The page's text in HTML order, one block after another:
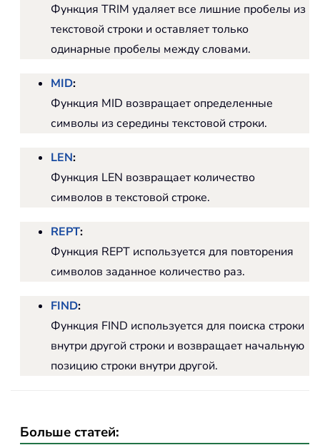
Функция TRIM удаляет все лишние пробелы из
текстовой строки и оставляет только
одинарные пробелы между словами.
MID:
Функция MID возвращает определенные
символы из середины текстовой строки.
LEN:
Функция LEN возвращает количество
символов в текстовой строке.
REPT:
Функция REPT используется для повторения
символов заданное количество раз.
FIND:
Функция FIND используется для поиска строки
внутри другой строки и возвращает начальную
позицию строки внутри другой.
Больше статей: